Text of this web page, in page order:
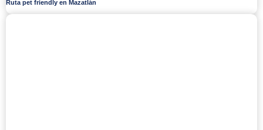
Ruta pet friendly en Mazatlán